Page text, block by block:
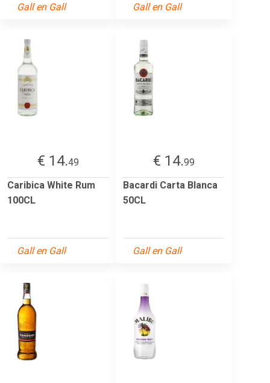
Gall en Gall Gall en Gall
€ 14.49
Caribica White Rum
100CL
Gall en Gall
€ 14.99
Bacardi Carta Blanca
50CL
Gall en Gall